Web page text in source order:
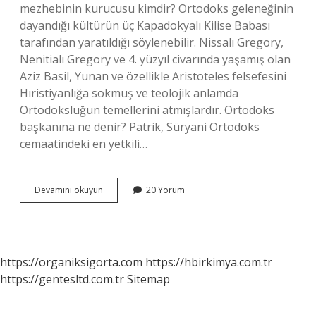
mezhebinin kurucusu kimdir? Ortodoks geleneğinin
dayandığı kültürün üç Kapadokyalı Kilise Babası
tarafından yaratıldığı söylenebilir. Nissalı Gregory,
Nenitialı Gregory ve 4. yüzyıl civarında yaşamış olan
Aziz Basil, Yunan ve özellikle Aristoteles felsefesini
Hıristiyanlığa sokmuş ve teolojik anlamda
Ortodoksluğun temellerini atmışlardır. Ortodoks
başkanına ne denir? Patrik, Süryani Ortodoks
cemaatindeki en yetkili…
Devamını okuyun Ortodoks
Mezhebinin
20 Yorum
https://organiksigorta.com https://hbirkimya.com.tr
https://gentesltd.com.trSitemap